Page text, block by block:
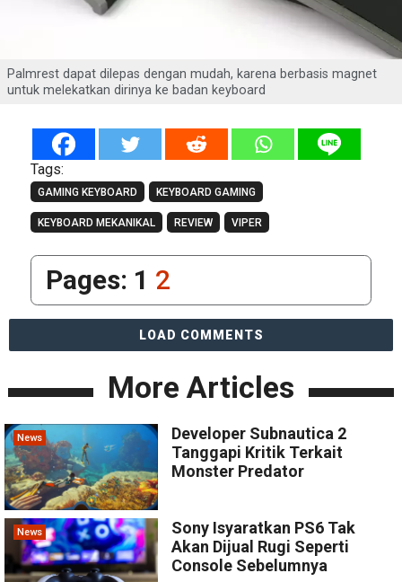
Palmrest dapat dilepas dengan mudah, karena berbasis magnet
untuk melekatkan dirinya ke badan keyboard
Tags:
GAMING KEYBOARD KEYBOARD GAMING
KEYBOARD MEKANIKAL REVIEW VIPER
Pages: 1 2
LOAD COMMENTS
More Articles
News
Developer Subnautica 2
Tanggapi Kritik Terkait
Monster Predator
News
Sony Isyaratkan PS6 Tak
Akan Dijual Rugi Seperti
Console Sebelumnya